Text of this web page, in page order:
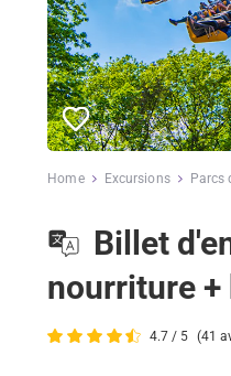
Home Excursions Parcs
Billet
nourriture +
4.7 / 5 (41